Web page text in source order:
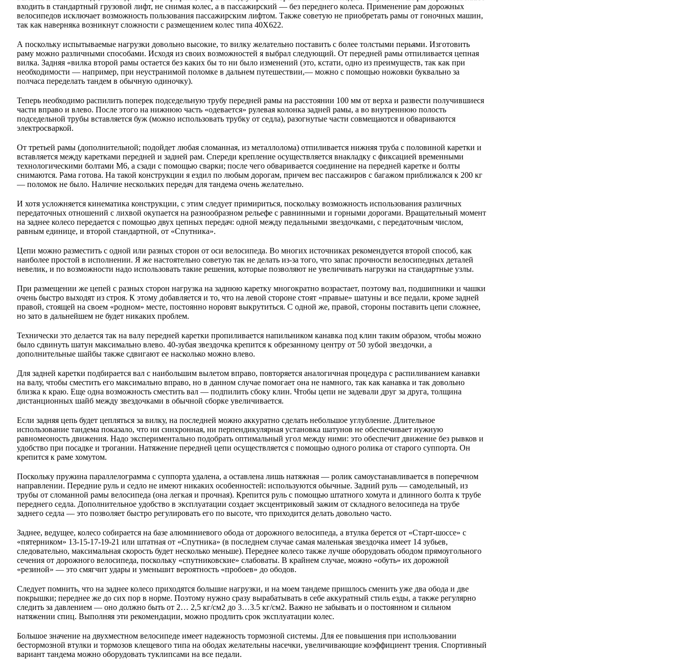
входить в стандартный грузовой лифт, не снимая колес, а в пассажирский — без переднего колеса. Применение рам дорожных
велосипедов исключает возможность пользования пассажирским лифтом. Также советую не приобретать рамы от гоночных машин,
так как наверняка возникнут сложности с размещением колес типа 40X622.
А поскольку испытываемые нагрузки довольно высокие, то вилку желательно поставить с более толстыми перьями. Изготовить
раму можно различными способами. Исходя из своих возможностей я выбрал следующий. От передней рамы отпиливается цепная
вилка. Задняя «вилка второй рамы остается без каких бы то ни было изменений (это, кстати, одно из преимуществ, так как при
необходимости — например, при неустранимой поломке в дальнем путешествии,— можно с помощью ножовки буквально за
полчаса переделать тандем в обычную одиночку).
Теперь необходимо распилить поперек подседельную трубу передней рамы на расстоянии 100 мм от верха и развести получившиеся
части вправо и влево. После этого на нижнюю часть «одевается» рулевая колонка задней рамы, а во внутреннюю полость
подседельной трубы вставляется буж (можно использовать трубку от седла), разогнутые части совмещаются и обвариваются
электросваркой.
От третьей рамы (дополнительной; подойдет любая сломанная, из металлолома) отпиливается нижняя труба с половиной каретки и
вставляется между каретками передней и задней рам. Спереди крепление осуществляется внакладку с фиксацией временными
технологическими болтами М6, а сзади с помощью сварки; после чего обваривается соединение на передней каретке и болты
снимаются. Рама готова. На такой конструкции я ездил по любым дорогам, причем вес пассажиров с багажом приближался к 200 кг
— поломок не было. Наличие нескольких передач для тандема очень желательно.
И хотя усложняется кинематика конструкции, с этим следует примириться, поскольку возможность использования различных
передаточных отношений с лихвой окупается на разнообразном рельефе с равнинными и горными дорогами. Вращательный момент
на заднее колесо передается с помощью двух цепных передач: одной между педальными звездочками, с передаточным числом,
равным единице, и второй стандартной, от «Спутника».
Цепи можно разместить с одной или разных сторон от оси велосипеда. Во многих источниках рекомендуется второй способ, как
наиболее простой в исполнении. Я же настоятельно советую так не делать из-за того, что запас прочности велосипедных деталей
невелик, и по возможности надо использовать такие решения, которые позволяют не увеличивать нагрузки на стандартные узлы.
При размещении же цепей с разных сторон нагрузка на заднюю каретку многократно возрастает, поэтому вал, подшипники и чашки
очень быстро выходят из строя. К этому добавляется и то, что на левой стороне стоят «правые» шатуны и все педали, кроме задней
правой, стоящей на своем «родном» месте, постоянно норовят выкрутиться. С одной же, правой, стороны поставить цепи сложнее,
но зато в дальнейшем не будет никаких проблем.
Технически это делается так на валу передней каретки пропиливается напильником канавка под клин таким образом, чтобы можно
было сдвинуть шатун максимально влево. 40-зубая звездочка крепится к обрезанному центру от 50 зубой звездочки, а
дополнительные шайбы также сдвигают ее насколько можно влево.
Для задней каретки подбирается вал с наибольшим вылетом вправо, повторяется аналогичная процедура с распиливанием канавки
на валу, чтобы сместить его максимально вправо, но в данном случае помогает она не намного, так как канавка и так довольно
близка к краю. Еще одна возможность сместить вал — подпилить сбоку клин. Чтобы цепи не задевали друг за друга, толщина
дистанционных шайб между звездочками в обычной сборке увеличивается.
Если задняя цепь будет цепляться за вилку, на последней можно аккуратно сделать небольшое углубление. Длительное
использование тандема показало, что ни синхронная, ни перпендикулярная установка шатунов не обеспечивает нужную
равномеоность движения. Надо экспериментально подобрать оптимальный угол между ними: это обеспечит движение без рывков и
удобство при посадке и трогании. Натяжение передней цепи осуществляется с помощью одного ролика от старого суппорта. Он
крепится к раме хомутом.
Поскольку пружина параллелограмма с суппорта удалена, а оставлена лишь натяжная — ролик самоустанавливается в поперечном
направлении. Передние руль и седло не имеют никаких особенностей: используются обычные. Задний руль — самодельный, из
трубы от сломанной рамы велосипеда (она легкая и прочная). Крепится руль с помощью штатного хомута и длинного болта к трубе
переднего седла. Дополнительное удобство в эксплуатации создает эксцентриковый зажим от складного велосипеда на трубе
заднего седла — это позволяет быстро регулировать его по высоте, что приходится делать довольно часто.
Заднее, ведущее, колесо собирается на базе алюминиевого обода от дорожного велосипеда, а втулка берется от «Старт-шоссе» с
«пятерником» 13-15-17-19-21 или штатная от «Спутника» (в последнем случае самая маленькая звездочка имеет 14 зубьев,
следовательно, максимальная скорость будет несколько меньше). Переднее колесо также лучше оборудовать ободом прямоугольного
сечения от дорожного велосипеда, поскольку «спутниковские» слабоваты. В крайнем случае, можно «обуть» их дорожной
«резиной» — это смягчит удары и уменьшит вероятность «пробоев» до ободов.
Следует помнить, что на заднее колесо приходятся большие нагрузки, и на моем тандеме пришлось сменить уже два обода и две
покрышки; переднее же до сих пор в норме. Поэтому нужно сразу вырабатывать в себе аккуратный стиль езды, а также регулярно
следить за давлением — оно должно быть от 2… 2,5 кг/см2 до 3…3.5 кг/см2. Важно не забывать и о постоянном и сильном
натяжении спиц. Выполняя эти рекомендации, можно продлить срок эксплуатации колес.
Большое значение на двухместном велосипеде имеет надежность тормозной системы. Для ее повышения при использовании
бестормозной втулки и тормозов клещевого типа на ободах желательны насечки, увеличивающие коэффициент трения. Спортивный
вариант тандема можно оборудовать туклипсами на все педали.